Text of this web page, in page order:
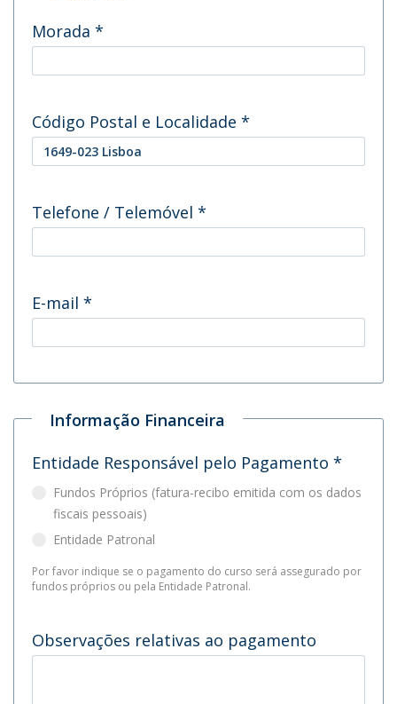
Morada *
Código Postal e Localidade *
Telefone / Telemóvel *
E-mail *
Informação Financeira
Entidade Responsável pelo Pagamento *
Fundos Próprios (fatura-recibo emitida com os dados
fiscais pessoais)
Entidade Patronal
Por favor indique se o pagamento do curso será assegurado por
fundos próprios ou pela Entidade Patronal.
Observações relativas ao pagamento